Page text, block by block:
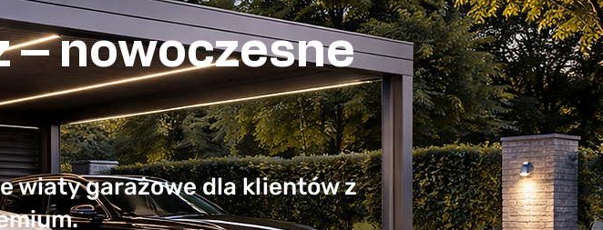
– nowoczesne
wiaty garażowe dla klientów z